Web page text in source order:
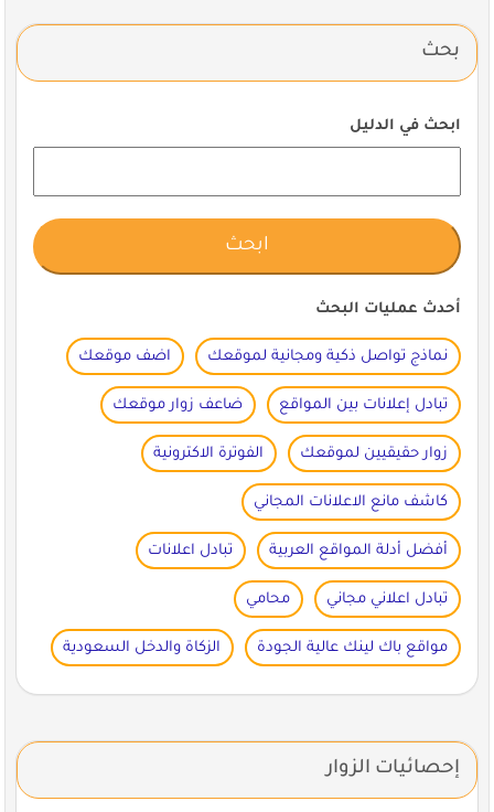
بحث
ابحث في الدليل
أحدث عمليات البحث
نماذج تواصل ذكية ومجانية لموقعك اضف موقعك
تبادل إعلانات بين المواقع ضاعف زوار موقعك
زوار حقيقيين لموقعك الفوترة الاكترونية
كاشف مانع الاعلانات المجاني
أفضل أدلة المواقع العربية تبادل اعلانات
تبادل اعلاني مجاني محامي
مواقع باك لينك عالية الجودة الزكاة والدخل السعودية
إحصائيات الزوار